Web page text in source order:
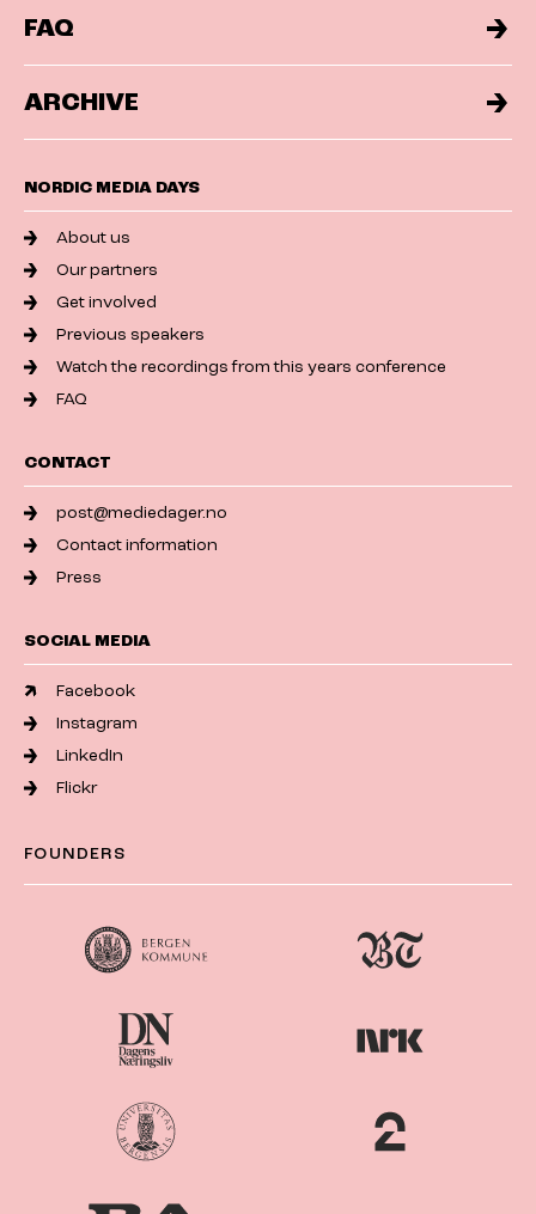
FAQ
ARCHIVE
NORDIC MEDIA DAYS
About us
Our partners
Get involved
Previous speakers
Watch the recordings from this years conference
FAQ
CONTACT
post@mediedager.no
Contact information
Press
SOCIAL MEDIA
Facebook
Instagram
LinkedIn
Flickr
FOUNDERS